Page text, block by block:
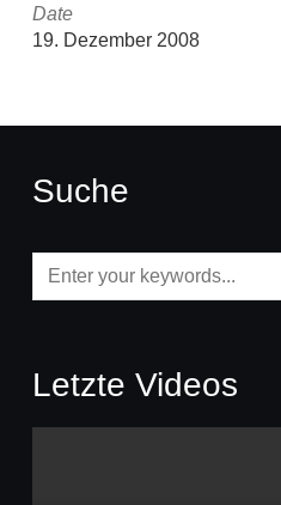
Date
19. Dezember 2008
Suche
Letzte Videos